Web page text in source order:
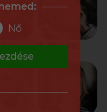
ONLINE
Nő